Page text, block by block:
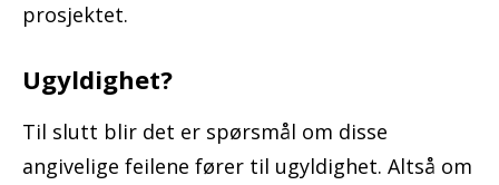
prosjektet.
Ugyldighet?
Til slutt blir det er spørsmål om disse
angivelige feilene fører til ugyldighet. Altså om